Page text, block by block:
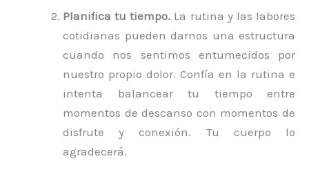
Planifica tu tiempo. La rutina y las labores
cotidianas pueden darnos una estructura
cuando nos sentimos entumecidos por
nuestro propio dolor. Confía en la rutina e
intenta balancear tu tiempo entre
momentos de descanso con momentos de
disfrute y conexión. Tu cuerpo lo
agradecerá.